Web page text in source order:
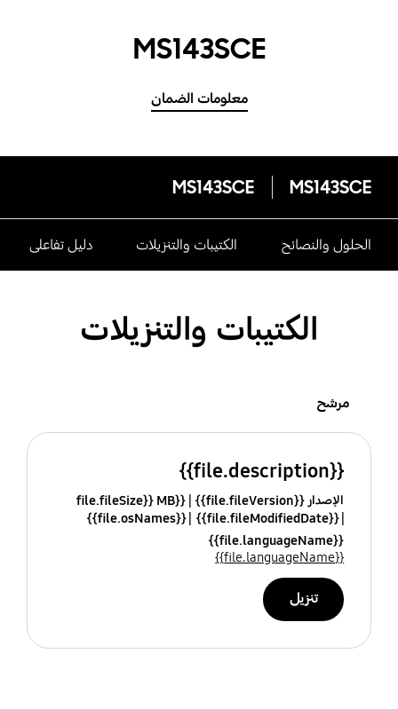
MS143SCE
معلومات الضمان
MS143SCE
MS143SCE
الحلول والنصائح الكتيبات والتنزيلات دليل تفاعلى
الكتيبات والتنزيلات
مرشح
{{file.description}}
الإصدار {{file.fileVersion}}
{{file.fileSize}} MB
{{file.fileModifiedDate}}
{{file.osNames}}
{{file.languageName}}
{{file.languageName}}
تنزيل